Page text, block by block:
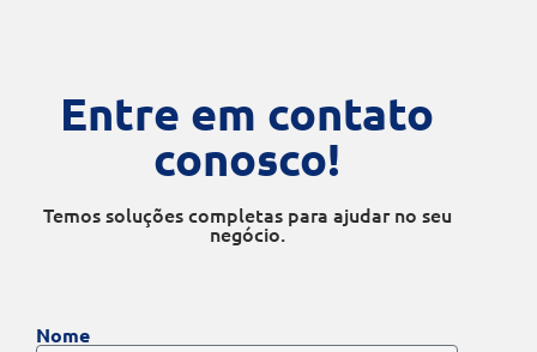
Entre em contato
conosco!
Temos soluções completas para ajudar no seu
negócio.
Nome